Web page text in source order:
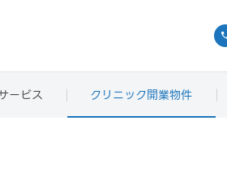
ービス クリニック開業物件